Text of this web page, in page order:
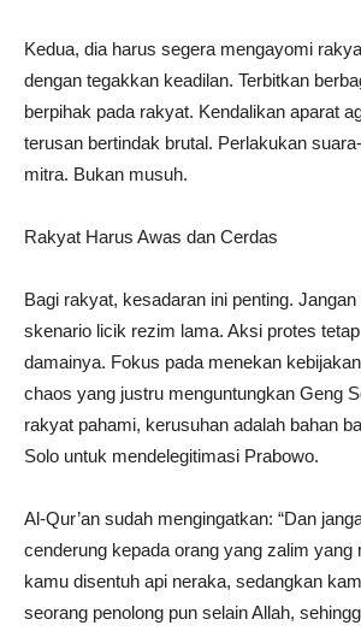
Kedua, dia harus segera mengayomi
dengan tegakkan keadilan. Terbitkan
berpihak pada rakyat. Kendalikan aparat
terusan bertindak brutal. Perlakukan
mitra. Bukan musuh.
Rakyat Harus Awas dan Cerdas
Bagi rakyat, kesadaran ini penting.
skenario licik rezim lama. Aksi protes
damainya. Fokus pada menekan
chaos yang justru menguntungkan Geng
rakyat pahami, kerusuhan adalah bahan
Solo untuk mendelegitimasi Prabowo.
Al-Qur’an sudah mengingatkan: “Dan
cenderung kepada orang yang zalim yang
kamu disentuh api neraka, sedangkan
seorang penolong pun selain Allah,